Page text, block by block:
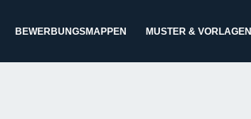
BEWERBUNGSMAPPEN MUSTER & VORLAGEN